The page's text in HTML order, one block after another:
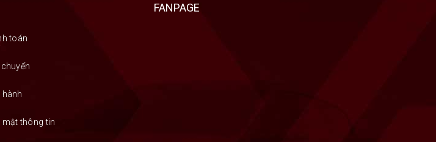
toán
thông tin
FANPAGE